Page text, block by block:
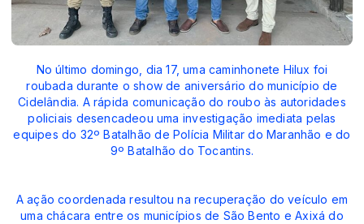
No último domingo, dia 17, uma caminhonete Hilux foi
roubada durante o show de aniversário do município de
Cidelândia. A rápida comunicação do roubo às autoridades
policiais desencadeou uma investigação imediata pelas
equipes do 32º Batalhão de Polícia Militar do Maranhão e do
9º Batalhão do Tocantins.
A ação coordenada resultou na recuperação do veículo em
uma chácara entre os municípios de São Bento e Axixá do